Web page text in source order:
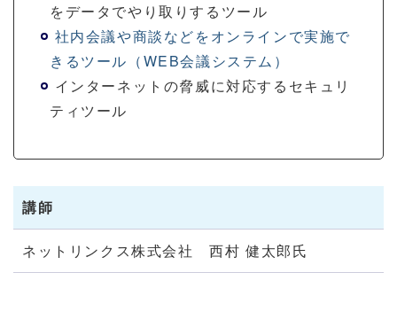
をデータでやり取りするツール
社内会議や商談などをオンラインで実施で
きるツール（WEB会議システム）
インターネットの脅威に対応するセキュリ
ティツール
講師
ネットリンクス株式会社 西村 健太郎氏